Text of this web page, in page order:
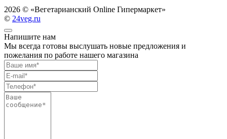
2026 © «Вегетарианский Online Гипермаркет»
© 24veg.ru
Напишите нам
Мы всегда готовы выслушать новые предложения и
пожелания по работе нашего магазина